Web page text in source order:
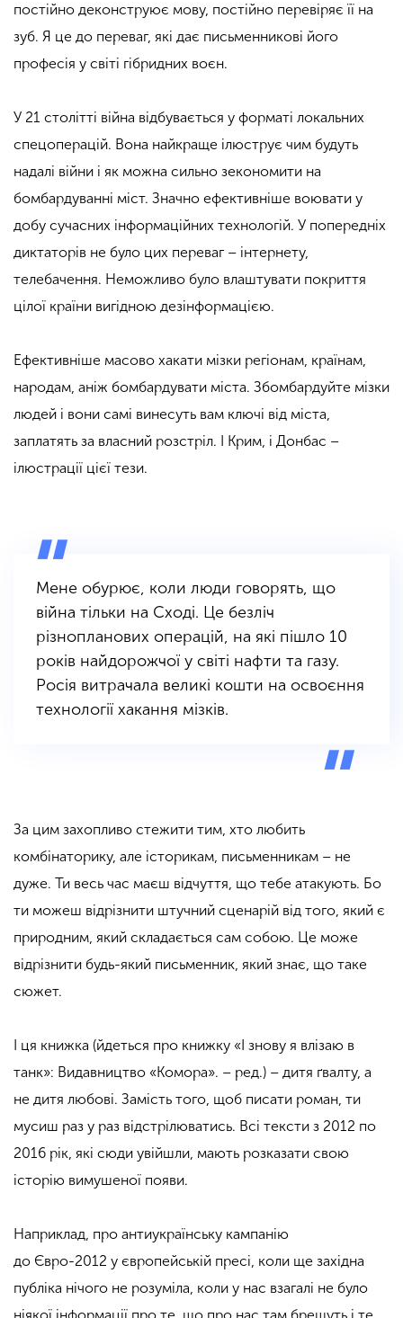
постійно деконструює мову, постійно перевіряє її на
зуб. Я це до переваг, які дає письменникові його
професія у світі гібридних воєн.
У 21 столітті війна відбувається у форматі локальних
спецоперацій. Вона найкраще ілюструє чим будуть
надалі війни і як можна сильно зекономити на
бомбардуванні міст. Значно ефективніше воювати у
добу сучасних інформаційних технологій. У попередніх
диктаторів не було цих переваг – інтернету,
телебачення. Неможливо було влаштувати покриття
цілої країни вигідною дезінформацією.
Ефективніше масово хакати мізки регіонам, країнам,
народам, аніж бомбардувати міста. Збомбардуйте мізки
людей і вони самі винесуть вам ключі від міста,
заплатять за власний розстріл. І Крим, і Донбас –
ілюстрації цієї тези.
Мене обурює, коли люди говорять, що
війна тільки на Сході. Це безліч
різнопланових операцій, на які пішло 10
років найдорожчої у світі нафти та газу.
Росія витрачала великі кошти на освоєння
технології хакання мізків.
За цим захопливо стежити тим, хто любить
комбінаторику, але історикам, письменникам – не
дуже. Ти весь час маєш відчуття, що тебе атакують. Бо
ти можеш відрізнити штучний сценарій від того, який є
природним, який складається сам собою. Це може
відрізнити будь-який письменник, який знає, що таке
сюжет.
І ця книжка (йдеться про книжку «І знову я влізаю в
танк»: Видавництво «Комора». – ред.) – дитя ґвалту, а
не дитя любові. Замість того, щоб писати роман, ти
мусиш раз у раз відстрілюватись. Всі тексти з 2012 по
2016 рік, які сюди увійшли, мають розказати свою
історію вимушеної появи.
Наприклад, про антиукраїнську кампанію
до Євро-2012 у європейській пресі, коли ще західна
публіка нічого не розуміла, коли у нас взагалі не було